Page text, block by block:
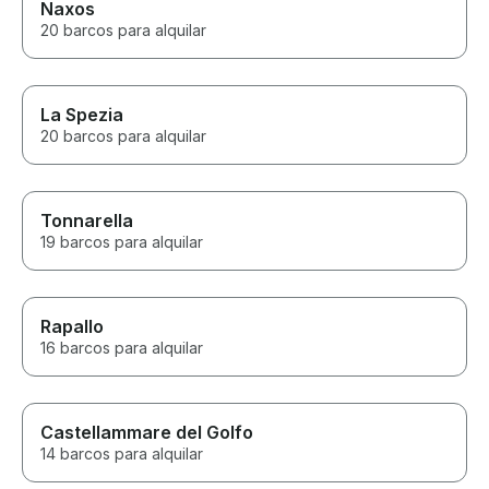
Naxos
20 barcos para alquilar
La Spezia
20 barcos para alquilar
Tonnarella
19 barcos para alquilar
Rapallo
16 barcos para alquilar
Castellammare del Golfo
14 barcos para alquilar